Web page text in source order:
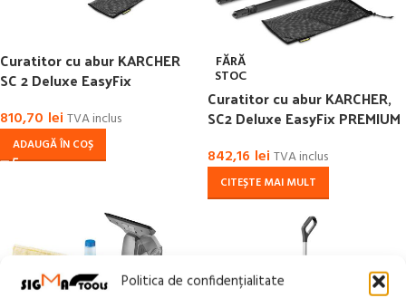
Politica de confidențialitate
Curatitor cu abur KARCHER
SC 2 Deluxe EasyFix
810,70 lei TVA inclus
ADAUGĂ ÎN COȘ
FĂRĂ
STOC
Curatitor cu abur KARCHER,
SC2 Deluxe EasyFix PREMIUM
842,16 lei TVA inclus
CITEȘTE MAI MULT